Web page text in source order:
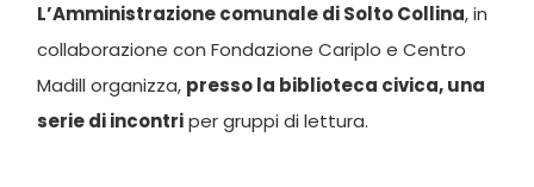
L’Amministrazione comunale di Solto Collina, in
collaborazione con Fondazione Cariplo e Centro
Madill organizza, presso la biblioteca civica, una
serie di incontriper gruppi di lettura.